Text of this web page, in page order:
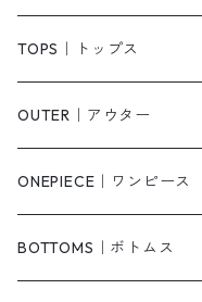
TOPS｜トップス
Tシャツ/カットソー
シャツ/ブラウス
ベスト/チョッキ
OUTER｜アウター
ジャケット/ブルゾン
コート
ONEPIECE｜ワンピース
柄
BOTTOMS｜ボトムス